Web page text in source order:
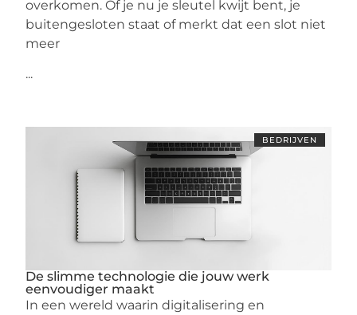
overkomen. Of je nu je sleutel kwijt bent, je
buitengesloten staat of merkt dat een slot niet
meer
...
BEDRIJVEN
De slimme technologie die jouw werk
eenvoudiger maakt
In een wereld waarin digitalisering en